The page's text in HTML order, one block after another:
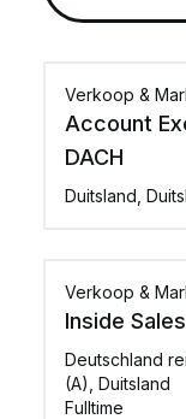
Verkoop &
Account
DACH
Duitsland,
Verkoop &
Inside
Deutschland
(A), Duitsland
Fulltime